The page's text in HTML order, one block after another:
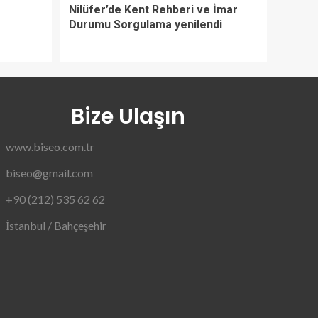
Nilüfer’de Kent Rehberi ve İmar
Durumu Sorgulama yenilendi
Bize Ulaşın
www.biseo.com.tr
biseo@gmail.com
+90 (212) 535 62 62
İstanbul / Bahçeşehir